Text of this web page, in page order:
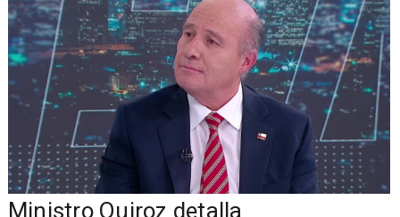
Ministro Quiroz detalla